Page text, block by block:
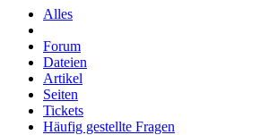
Alles
Forum
Dateien
Artikel
Seiten
Tickets
Häufig gestellte Fragen